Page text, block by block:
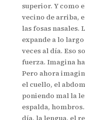
superior. Y como
vecino de arriba,
las fosas nasales.
expande a lo
veces al día. Eso
fuerza. Imagina
Pero ahora
el cuello, el
poniendo mal la
espalda,
día, la lengua, el